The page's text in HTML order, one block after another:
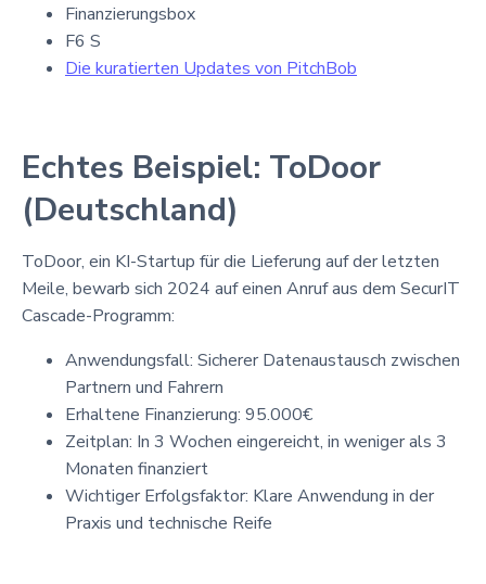
Finanzierungsbox
F6 S
Die kuratierten Updates von PitchBob
Echtes Beispiel: ToDoor
(Deutschland)
ToDoor, ein KI-Startup für die Lieferung auf der letzten
Meile, bewarb sich 2024 auf einen Anruf aus dem SecurIT
Cascade-Programm:
Anwendungsfall: Sicherer Datenaustausch zwischen
Partnern und Fahrern
Erhaltene Finanzierung: 95.000€
Zeitplan: In 3 Wochen eingereicht, in weniger als 3
Monaten finanziert
Wichtiger Erfolgsfaktor: Klare Anwendung in der
Praxis und technische Reife